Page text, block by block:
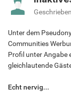
Geschrieben
Unter dem
Communities
Profil unter Angabe
gleichlautende
Echt nervig...